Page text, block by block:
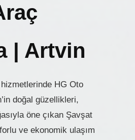
| Artvin
HG Oto
doğal güzellikleri,
öne çıkan Şavşat
ve ekonomik ulaşım